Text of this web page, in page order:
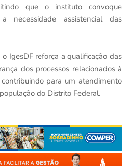
que o instituto convoque
necessidade assistencial das
IgesDF reforça a qualificação das
dos processos relacionados à
contribuindo para um atendimento
do Distrito Federal.